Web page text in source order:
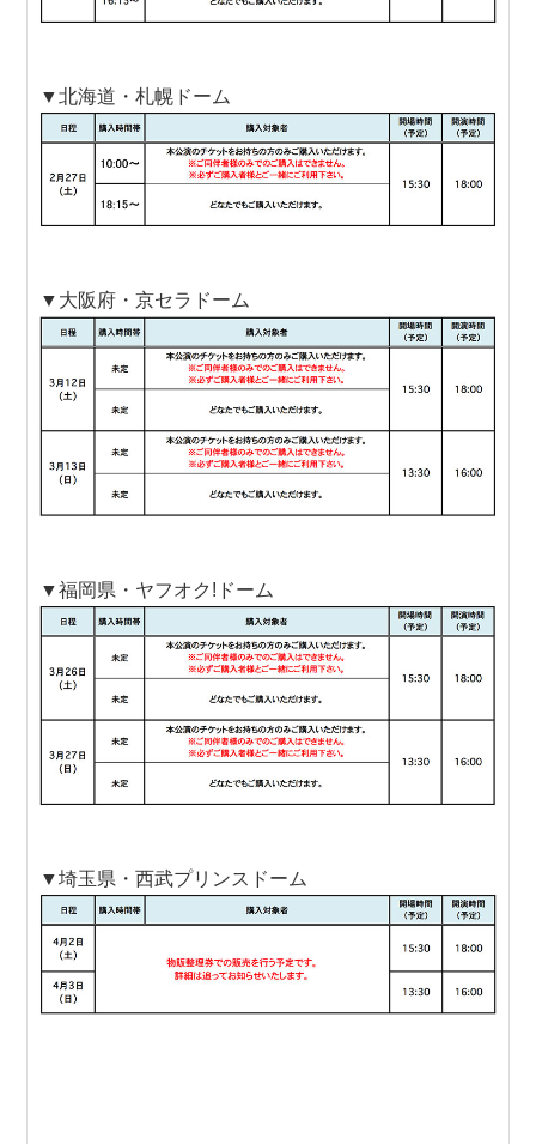
▼北海道・札幌ドーム
▼大阪府・京セラドーム
▼福岡県・ヤフオク!ドーム
▼埼玉県・西武プリンスドーム